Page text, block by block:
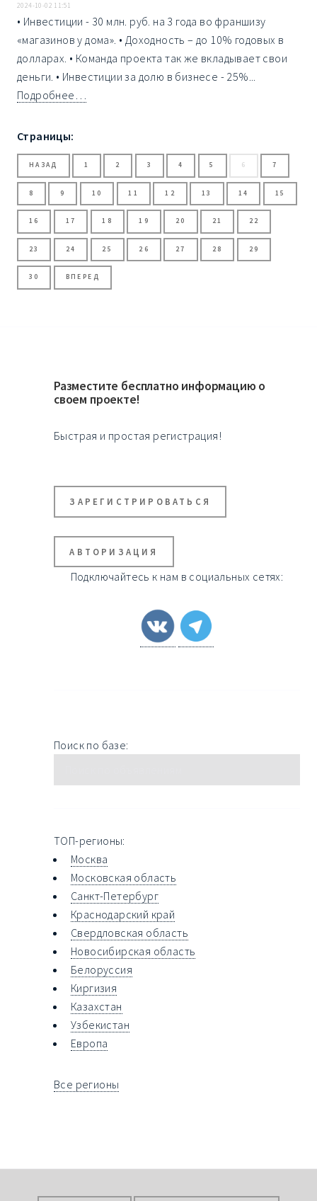
2024-10-02 11:51
• Инвестиции - 30 млн. руб. на 3 года во франшизу
«магазинов у дома». • Доходность – до 10% годовых в
долларах. • Команда проекта так же вкладывает свои
деньги. • Инвестиции за долю в бизнесе - 25%...
Подробнее…
Страницы:
НАЗАД 1 2 3 4 5 6 7
8 9 10 11 12 13 14 15
16 17 18 19 20 21 22
23 24 25 26 27 28 29
30 ВПЕРЕД
Разместите бесплатно информацию о
своем проекте!
Быстрая и простая регистрация!
ЗАРЕГИСТРИРОВАТЬСЯ
АВТОРИЗАЦИЯ
Подключайтесь к нам в социальных сетях:
Поиск по базе:
ТОП-регионы:
Москва
Московская область
Санкт-Петербург
Краснодарский край
Свердловская область
Новосибирская область
Белоруссия
Киргизия
Казахстан
Узбекистан
Европа
Все регионы